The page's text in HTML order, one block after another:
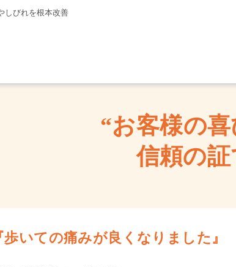
しびれを根本改善
“お客様の
信頼の証
歩いての痛みが良くなりました』